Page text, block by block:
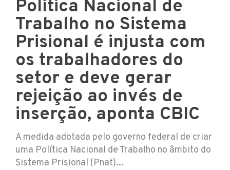
Política Nacional de
Trabalho no Sistema
Prisional é injusta com
os trabalhadores do
setor e deve gerar
rejeição ao invés de
inserção, aponta CBIC
A medida adotada pelo governo federal de criar
uma Política Nacional de Trabalho no âmbito do
Sistema Prisional (Pnat)...